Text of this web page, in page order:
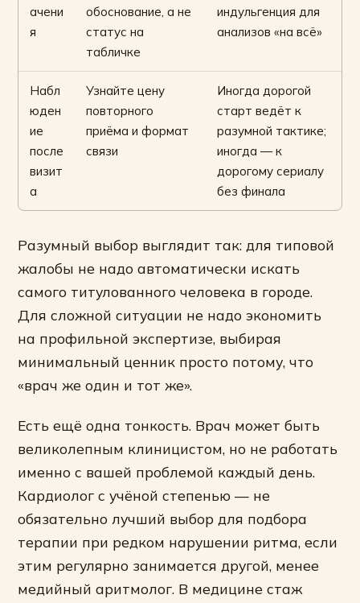
ачени
я
обоснование, а не
статус на
табличке
индульгенция для
анализов «на всё»
Набл
юден
ие
после
визит
а
Узнайте цену
повторного
приёма и формат
связи
Иногда дорогой
старт ведёт к
разумной тактике;
иногда — к
дорогому сериалу
без финала
Разумный выбор выглядит так: для типовой
жалобы не надо автоматически искать
самого титулованного человека в городе.
Для сложной ситуации не надо экономить
на профильной экспертизе, выбирая
минимальный ценник просто потому, что
«врач же один и тот же».
Есть ещё одна тонкость. Врач может быть
великолепным клиницистом, но не работать
именно с вашей проблемой каждый день.
Кардиолог с учёной степенью — не
обязательно лучший выбор для подбора
терапии при редком нарушении ритма, если
этим регулярно занимается другой, менее
медийный аритмолог. В медицине стаж